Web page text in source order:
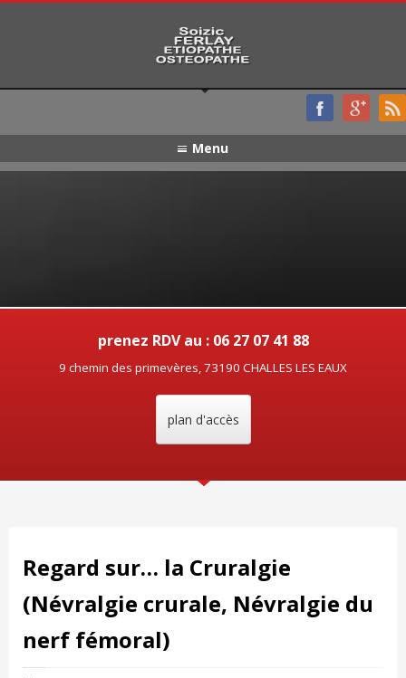
Menu
prenez RDV au : 06 27 07 41 88
9 chemin des primevères, 73190 CHALLES LES EAUX
plan d'accès
Regard sur… la Cruralgie
(Névralgie crurale, Névralgie du
nerf fémoral)